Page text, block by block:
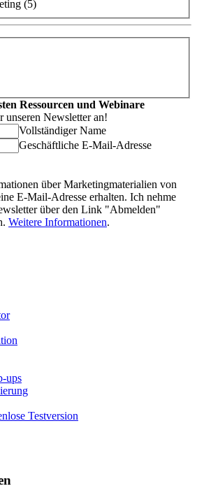
(5)
Ressourcen und Webinare
Newsletter an!
Vollständiger Name
Geschäftliche E-Mail-Adresse
über Marketingmaterialien von
E-Mail-Adresse erhalten. Ich nehme
über den Link "Abmelden"
Weitere Informationen.
ups
Testversion